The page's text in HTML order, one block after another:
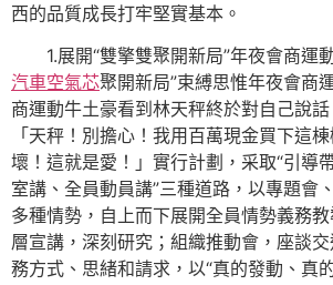
西的品質成長打牢堅實基本。
1.展開“雙擎雙聚開新局”年夜會商運
汽車空氣芯聚開新局”束縛思惟年夜會商
商運動牛土豪看到林天秤終於對自己說話
「天秤！別擔心！我用百萬現金買下這
壞！這就是愛！」實行計劃，采取“引導
室講、全員動員講”三種道路，以專題會
多種情勢，自上而下展開全員情勢義務
層宣講，深刻研究；組織推動會，座談
務方式、思緒和請求，以“真的發動、真